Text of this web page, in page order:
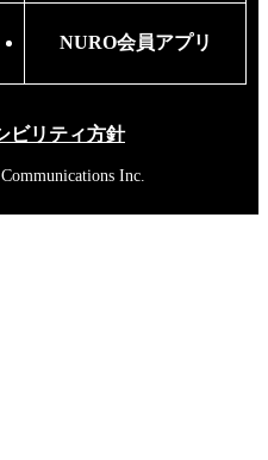
NURO会員アプリ
ビリティ方針
Inc.